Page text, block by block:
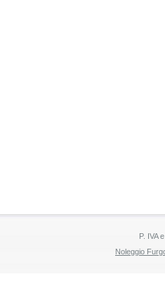
P. IVA
Noleggio